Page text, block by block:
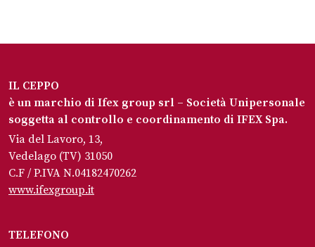
IL CEPPO
è un marchio di Ifex group srl – Società Unipersonale
soggetta al controllo e coordinamento di IFEX Spa.
Via del Lavoro, 13,
Vedelago (TV) 31050
C.F / P.IVA N.04182470262
www.ifexgroup.it
TELEFONO